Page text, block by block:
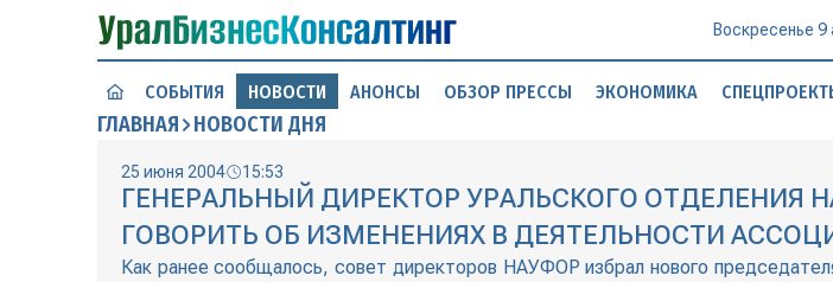
Воскресенье 9
СОБЫТИЯ НОВОСТИ АНОНСЫ ОБЗОР ПРЕССЫ ЭКОНОМИКА
ГЛАВНАЯ НОВОСТИ ДНЯ
25 июня 2004 15:53
ГЕНЕРАЛЬНЫЙ ДИРЕКТОР УРАЛЬСКОГО ОТДЕЛЕНИЯ
ГОВОРИТЬ ОБ ИЗМЕНЕНИЯХ В ДЕЯТЕЛЬНОСТИ
Как ранее сообщалось, совет директоров НАУФОР избрал нового